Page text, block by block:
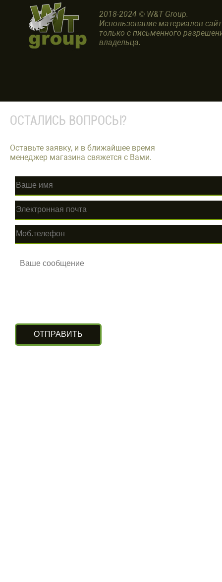
2018-2024 © W&T Group.
Использование материалов
только с письменного
владельца.
ОСТАЛИСЬ ВОПРОСЫ?
Оставьте заявку, и в ближайшее время
менеджер магазина свяжется с Вами.